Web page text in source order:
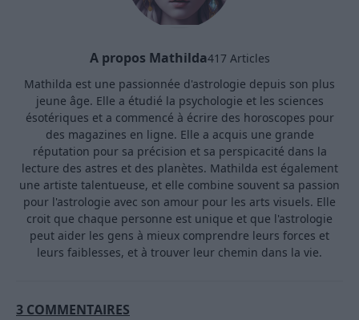
A propos Mathilda417 Articles
Mathilda est une passionnée d'astrologie depuis son plus
jeune âge. Elle a étudié la psychologie et les sciences
ésotériques et a commencé à écrire des horoscopes pour
des magazines en ligne. Elle a acquis une grande
réputation pour sa précision et sa perspicacité dans la
lecture des astres et des planètes. Mathilda est également
une artiste talentueuse, et elle combine souvent sa passion
pour l'astrologie avec son amour pour les arts visuels. Elle
croit que chaque personne est unique et que l'astrologie
peut aider les gens à mieux comprendre leurs forces et
leurs faiblesses, et à trouver leur chemin dans la vie.
3 COMMENTAIRES